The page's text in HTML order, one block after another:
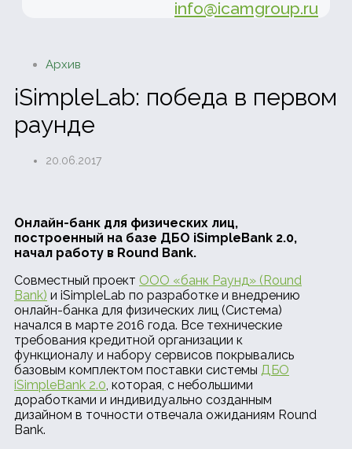
info@icamgroup.ru
Архив
iSimpleLab: победа в первом
раунде
20.06.2017
Онлайн-банк для физических лиц,
построенный на базе ДБО iSimpleBank 2.0,
начал работу в Round Bank.
Совместный проект ООО «банк Раунд» (Round
Bank) и iSimpleLab по разработке и внедрению
онлайн-банка для физических лиц (Система)
начался в марте 2016 года. Все технические
требования кредитной организации к
функционалу и набору сервисов покрывались
базовым комплектом поставки системы ДБО
iSimpleBank 2.0, которая, с небольшими
доработками и индивидуально созданным
дизайном в точности отвечала ожиданиям Round
Bank.